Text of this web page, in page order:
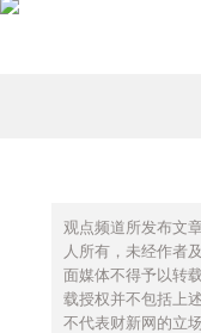
观点频道所发布文
人所有，未经作者
面媒体不得予以转
载授权并不包括上
不代表财新网的立场